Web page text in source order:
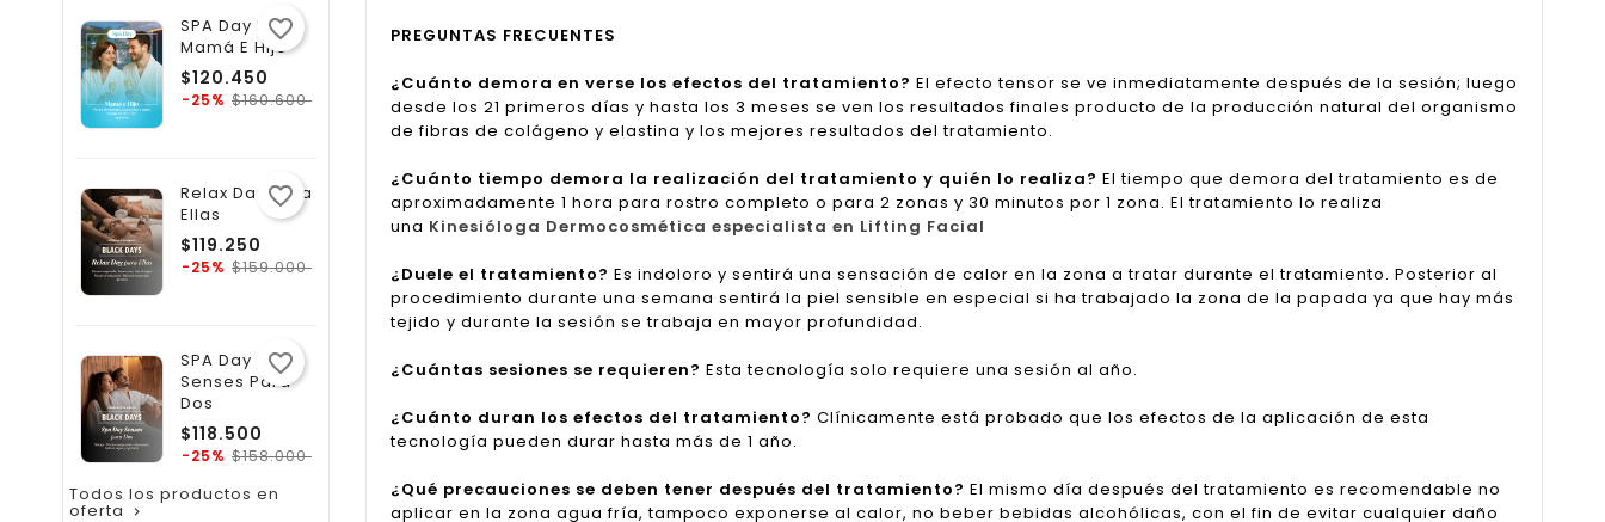
SPA Day Relax
Mamá E Hijo
$120.450
regular
-25% $160.600Precio
favorite_border
Relax Day Para
Ellas
$119.250
regular
-25% $159.000Precio
favorite_border
SPA Day
Senses Para
Dos
$118.500
regular
-25% $158.000Precio
favorite_border
Todos los productos en
oferta 
PREGUNTAS FRECUENTES
¿Cuánto demora en verse los efectos del tratamiento? El efecto tensor se ve inmediatamente después de la sesión; luego
desde los 21 primeros días y hasta los 3 meses se ven los resultados finales producto de la producción natural del organismo
de fibras de colágeno y elastina y los mejores resultados del tratamiento.
¿Cuánto tiempo demora la realización del tratamiento y quién lo realiza? El tiempo que demora del tratamiento es de
aproximadamente 1 hora para rostro completo o para 2 zonas y 30 minutos por 1 zona. El tratamiento lo realiza
una Kinesióloga Dermocosmética especialista en Lifting Facial
¿Duele el tratamiento? Es indoloro y sentirá una sensación de calor en la zona a tratar durante el tratamiento. Posterior al
procedimiento durante una semana sentirá la piel sensible en especial si ha trabajado la zona de la papada ya que hay más
tejido y durante la sesión se trabaja en mayor profundidad.
¿Cuántas sesiones se requieren? Esta tecnología solo requiere una sesión al año.
¿Cuánto duran los efectos del tratamiento? Clínicamente está probado que los efectos de la aplicación de esta
tecnología pueden durar hasta más de 1 año.
¿Qué precauciones se deben tener después del tratamiento? El mismo día después del tratamiento es recomendable no
aplicar en la zona agua fría, tampoco exponerse al calor, no beber bebidas alcohólicas, con el fin de evitar cualquier daño